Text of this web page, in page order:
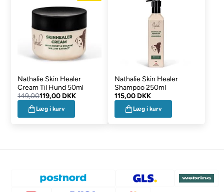
Nathalie Skin Healer
Cream Til Hund 50ml
149,00119,00 DKK
Læg i kurv
Nathalie Skin Healer
Shampoo 250ml
115,00 DKK
Læg i kurv